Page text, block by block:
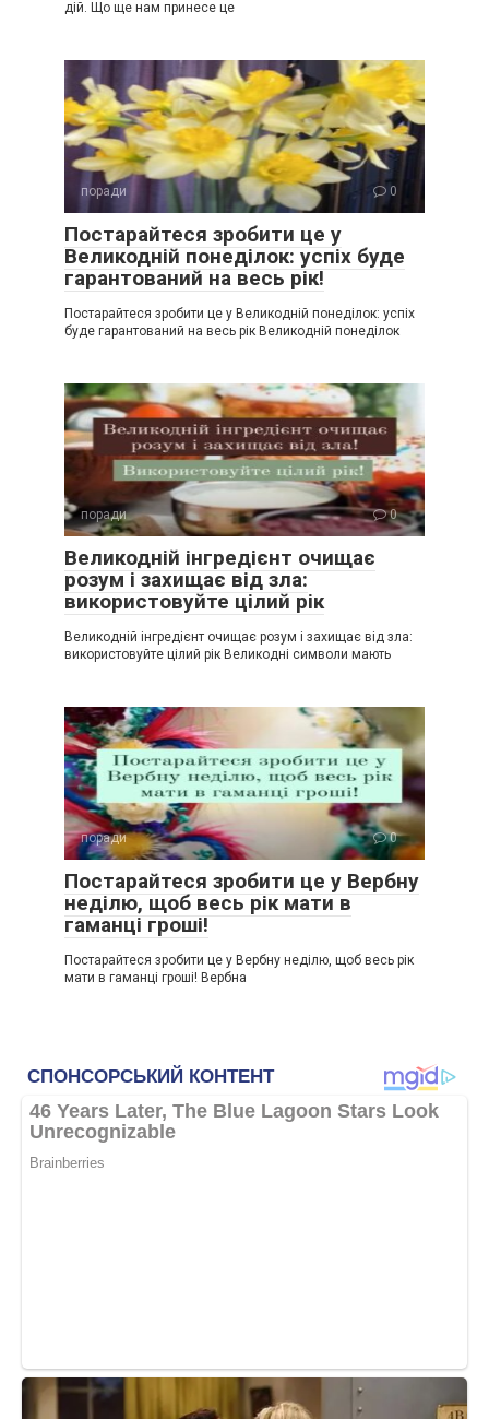
дій. Що ще нам принесе це
поради 0
Постарайтеся зробити це у
Великодній понеділок: успіх буде
гарантований на весь рік!
Постарайтеся зробити це у Великодній понеділок: успіх
буде гарантований на весь рік Великодній понеділок
поради 0
Великодній інгредієнт очищає
розум і захищає від зла:
використовуйте цілий рік
Великодній інгредієнт очищає розум і захищає від зла:
використовуйте цілий рік Великодні символи мають
поради 0
Постарайтеся зробити це у Вербну
неділю, щоб весь рік мати в
гаманці гроші!
Постарайтеся зробити це у Вербну неділю, щоб весь рік
мати в гаманці гроші! Вербна